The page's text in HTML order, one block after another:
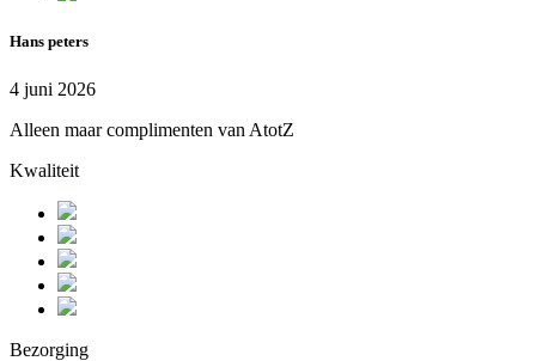
Hans peters
4 juni 2026
Alleen maar complimenten van AtotZ
Kwaliteit
Bezorging